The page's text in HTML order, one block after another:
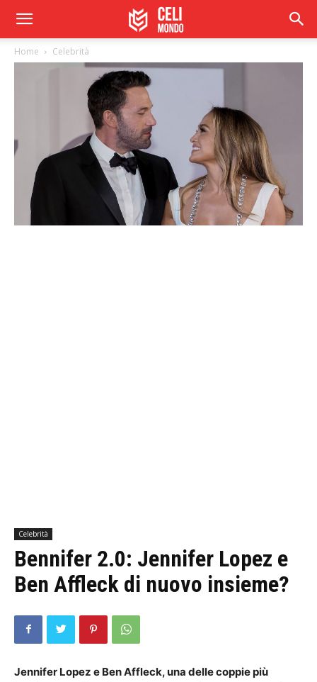
Home Celebrità
Celebrità
Bennifer 2.0: Jennifer Lopez e
Ben Affleck di nuovo insieme?
Jennifer Lopez e Ben Affleck, una delle coppie più